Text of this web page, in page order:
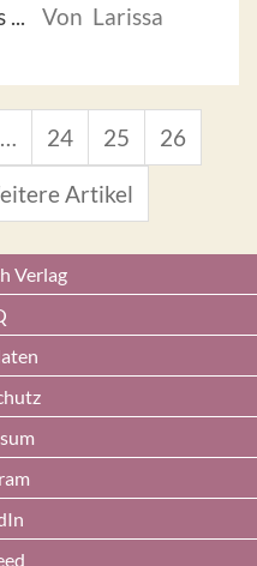
...
Von Larissa
… 24 25 26
Artikel
Verlag